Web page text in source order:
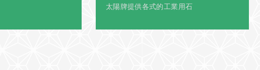
太陽牌提供各式的工業用石